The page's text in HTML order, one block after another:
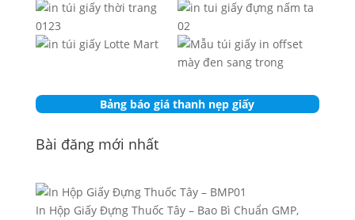
Bảng báo giá thanh nẹp giấy
Bài đăng mới nhất
In Hộp Giấy Đựng Thuốc Tây – Bao Bì Chuẩn GMP,